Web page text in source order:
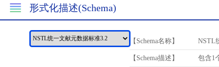
形式化描述(Schema)
【Schema名称】 NSTL
【Schema描述】 包含1